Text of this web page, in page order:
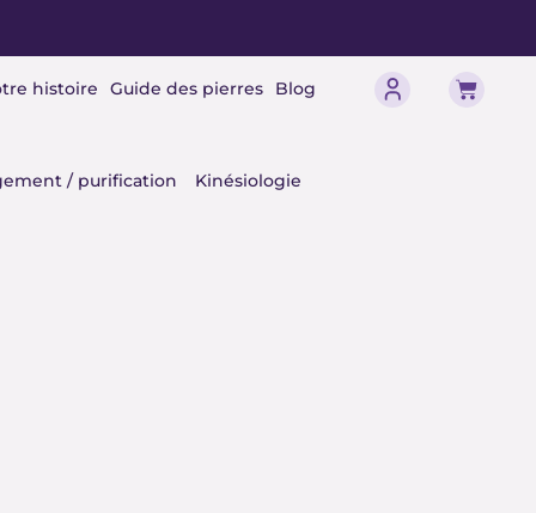
histoire Guide des pierres Blog Panier
/ purification Kinésiologie